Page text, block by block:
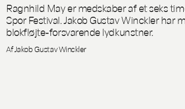
Ragnhild May er medskaber af et seks
Spor Festival. Jakob Gustav Winckler har
blokfløjte-forsvarende lydkunstner.
Af Jakob Gustav Winckler